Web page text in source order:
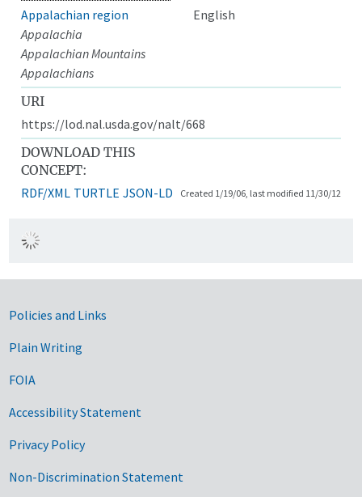
Appalachian region
English
Appalachia
Appalachian Mountains
Appalachians
URI
https://lod.nal.usda.gov/nalt/668
DOWNLOAD THIS
CONCEPT:
RDF/XML TURTLE JSON-LD Created 1/19/06, last modified 11/30/12
Government Links
Policies and Links
Plain Writing
FOIA
Accessibility Statement
Privacy Policy
Non-Discrimination Statement